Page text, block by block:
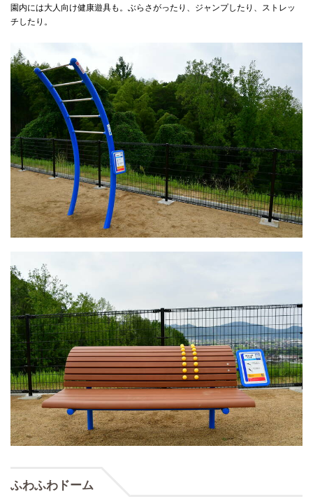
園内には大人向け健康遊具も。ぶらさがったり、ジャンプしたり、ストレッ
チしたり。
ふわふわドーム